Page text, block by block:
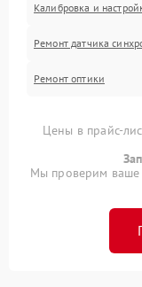
Калибровка и
Ремонт датчика
Ремонт оптики
Цены в прайс-
Мы проверим ваше